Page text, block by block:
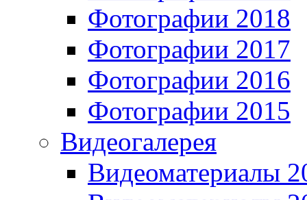
Фотографии 2018
Фотографии 2017
Фотографии 2016
Фотографии 2015
Видеогалерея
Видеоматериалы